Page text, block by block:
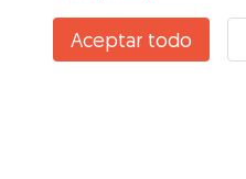
Aceptar todo